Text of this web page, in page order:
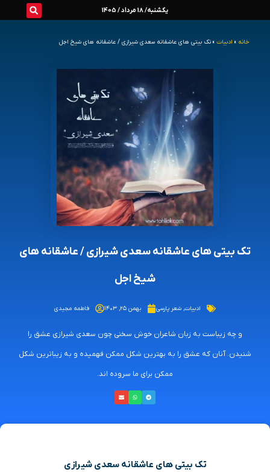
یکشنبه/ 18 مرداد / 1405
خانه » ادبیات » تک بیتی های عاشقانه سعدی شیرازی / عاشقانه های شیخ اجل
تک بیتی های عاشقانه سعدی شیرازی / عاشقانه های
شیخ اجل
ادبیات, شعر پارسی بهمن ۲۵, ۱۴۰۳ فاطمه مجیدی
و چه زیباست به زبان شاعران خوش سخنی چون سعدی شیرازی عشق را
شنیدن. آنان که عشق را به بهترین شکل ممکن فهمیده و به زیباترین شکل
ممکن برای ما سروده اند.
تک بیتی های عاشقانه سعدی شیرازی